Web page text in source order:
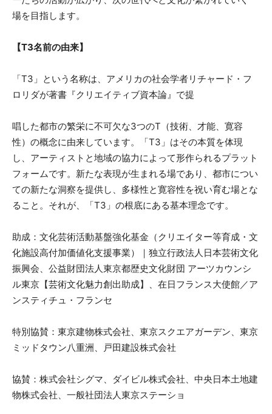
場を目指します。
【T3名前の由来】
「T3」という名称は、アメリカの社会学者リチャード・フ
ロリダが著書『クリエイティブ資本論』で提
唱した都市の繁栄に不可欠な3つのT（技術、才能、寛容
性）の概念に由来しています。「T3」はその本質を体現
し、アーティストと地域の協力によって形作られるプラット
フォームです。新たな表現が生まれる場であり、都市につい
ての新たな洞察を提供し、多様性と寛容性を祝い育む場とな
ること。それが、「T3」の根底にある基本理念です。
助成：文化芸術活動基盤強化基金（クリエイター等育成・文
化施設高付加価値化支援事業）｜独立行政法人日本芸術文化
振興会、公益財団法人東京都歴史文化財団 アーツカウンシ
ル東京【芸術文化魅力創出助成】、在日フランス大使館／ア
ンスティチュ・フランセ
特別協賛：東京建物株式会社、東京スクエアガーデン、東京
ミッドタウン八重洲、戸田建設株式会社
協賛：株式会社シグマ、ダイビル株式会社、中央日本土地建
物株式会社、一般社団法人東京ステーショ